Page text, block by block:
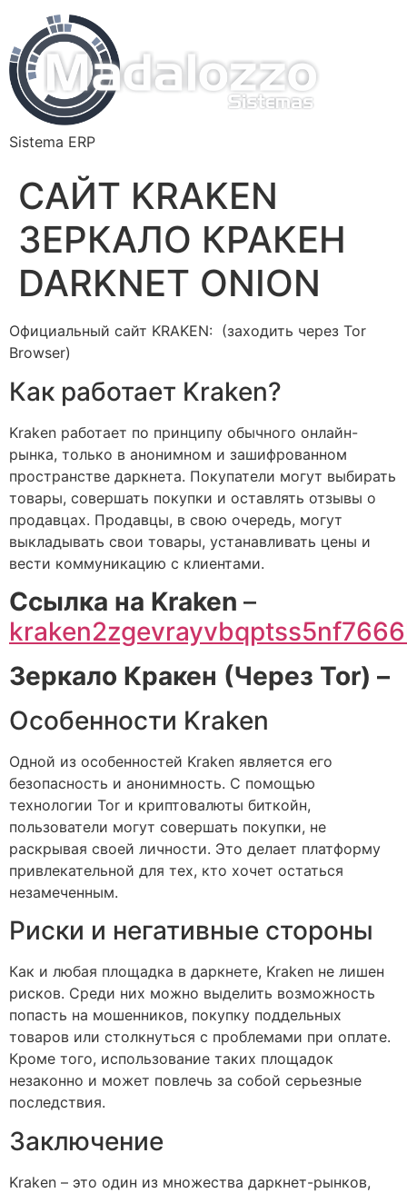
Sistema ERP
САЙТ KRAKEN
ЗЕРКАЛО КРАКЕН
DARKNET ONION
Официальный сайт KRAKEN: (заходить через Tor
Browser)
Как работает Kraken?
Kraken работает по принципу обычного онлайн-
рынка, только в анонимном и зашифрованном
пространстве даркнета. Покупатели могут выбирать
товары, совершать покупки и оставлять отзывы о
продавцах. Продавцы, в свою очередь, могут
выкладывать свои товары, устанавливать цены и
вести коммуникацию с клиентами.
Cсылка на Kraken –
Зеркало Кракен (Через Tor) –
Особенности Kraken
Одной из особенностей Kraken является его
безопасность и анонимность. С помощью
технологии Tor и криптовалюты биткойн,
пользователи могут совершать покупки, не
раскрывая своей личности. Это делает платформу
привлекательной для тех, кто хочет остаться
незамеченным.
Риски и негативные стороны
Как и любая площадка в даркнете, Kraken не лишен
рисков. Среди них можно выделить возможность
попасть на мошенников, покупку поддельных
товаров или столкнуться с проблемами при оплате.
Кроме того, использование таких площадок
незаконно и может повлечь за собой серьезные
последствия.
Заключение
Kraken – это один из множества даркнет-рынков,